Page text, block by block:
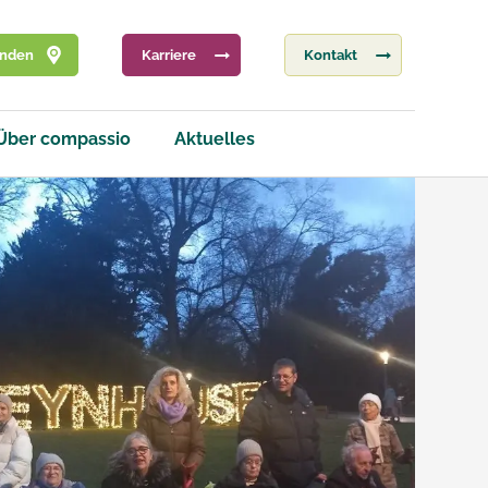
Karriere Kontakt
compassio Aktuelles